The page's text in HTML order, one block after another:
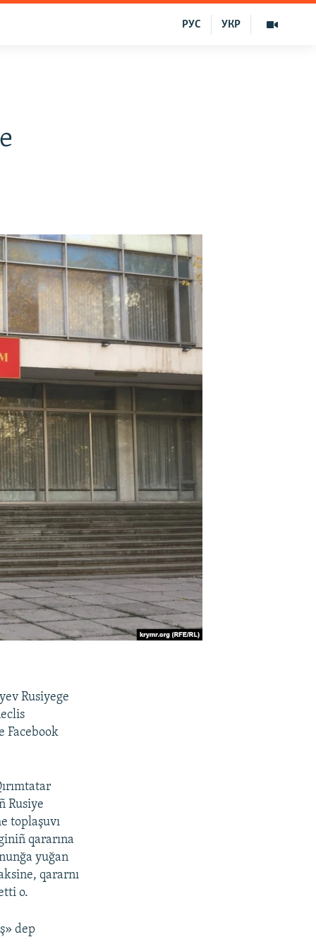
УКР
РУС
Rusiyege
Facebook
Rusiye
toplaşuvı
qararına
yuğan
qararnı
o.
dep